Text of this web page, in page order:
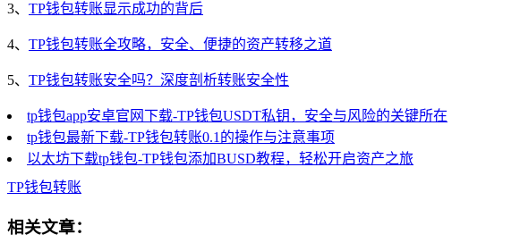
3、 TP钱包转账显示成功的背后
4、 TP钱包转账全攻略，安全、便捷的资产转移之道
5、 TP钱包转账安全吗？深度剖析转账安全性
tp钱包app安卓官网下载-TP钱包USDT私钥，安全与风险的关键所在
tp钱包最新下载-TP钱包转账0.1的操作与注意事项
以太坊下载tp钱包-TP钱包添加BUSD教程，轻松开启资产之旅
TP钱包转账
相关文章：